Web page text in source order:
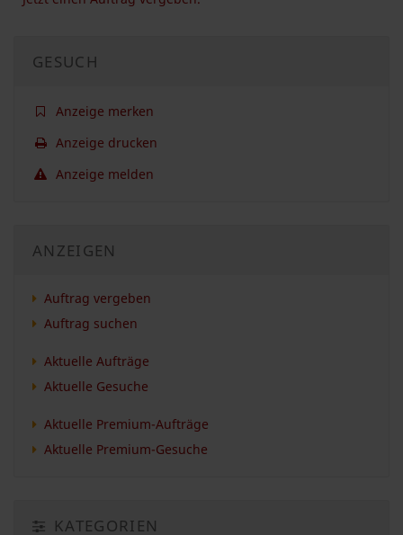
GESUCH
Anzeige merken
Anzeige drucken
Anzeige melden
ANZEIGEN
Auftrag vergeben
Auftrag suchen
Aktuelle Aufträge
Aktuelle Gesuche
Aktuelle Premium-Aufträge
Aktuelle Premium-Gesuche
KATEGORIEN